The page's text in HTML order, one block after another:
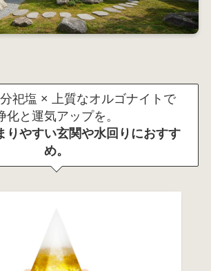
祀塩 × 上質なオルゴナイトで
化と運気アップを。
りやすい玄関や水回りにおすす
め。